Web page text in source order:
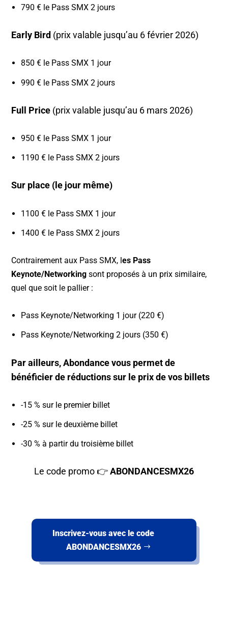
790 € le Pass SMX 2 jours
Early Bird (prix valable jusqu’au 6 février 2026)
850 € le Pass SMX 1 jour
990 € le Pass SMX 2 jours
Full Price (prix valable jusqu’au 6 mars 2026)
950 € le Pass SMX 1 jour
1190 € le Pass SMX 2 jours
Sur place (le jour même)
1100 € le Pass SMX 1 jour
1400 € le Pass SMX 2 jours
​Contrairement aux Pass SMX, les Pass
Keynote/Networking sont proposés à un prix similaire,
quel que soit le pallier :
Pass Keynote/Networking 1 jour (220 €)
Pass Keynote/Networking 2 jours (350 €)
Par ailleurs, Abondance vous permet de
bénéficier de réductions sur le prix de vos billets
-15 % sur le premier billet
-25 % sur le deuxième billet
-30 % à partir du troisième billet
Le code promo 👉ABONDANCESMX26
Inscrivez-vous avec le code
ABONDANCESMX26